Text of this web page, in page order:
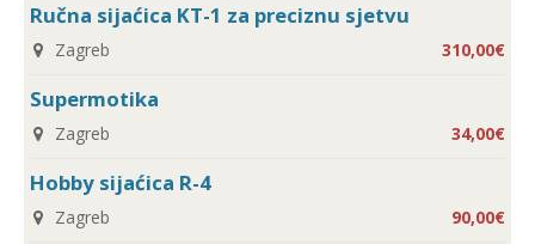
Ručna sijaćica KT-1 za preciznu sjetvu
Zagreb 310,00€
Supermotika
Zagreb 34,00€
Hobby sijaćica R-4
Zagreb 90,00€